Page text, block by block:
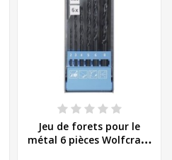
Jeu de forets pour le
métal 6 pièces Wolfcraft